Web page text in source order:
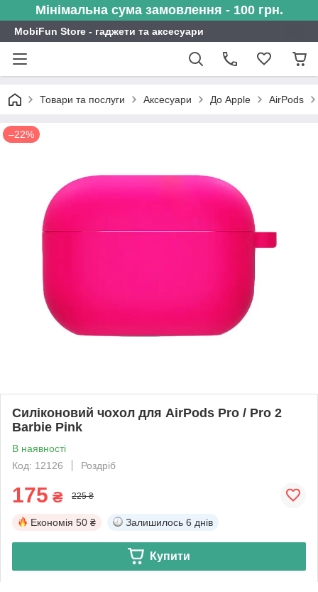
Мінімальна сума замовлення - 100 грн.
MobiFun Store - гаджети та аксесуари
Товари та послуги Аксесуари До Apple AirPods
–22%
Силіконовий чохол для AirPods Pro / Pro 2
Barbie Pink
В наявності
Код: 12126
Роздріб
175 ₴ 225 ₴
Економія 50 ₴ Залишилось 6 днів
Купити